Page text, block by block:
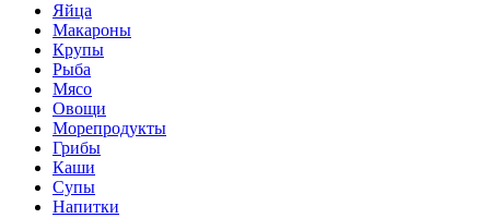
Яйца
Макароны
Крупы
Рыба
Мясо
Овощи
Морепродукты
Грибы
Каши
Супы
Напитки